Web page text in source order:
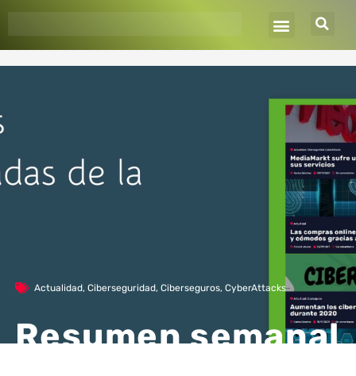
Actualidad, Ciberseguridad, Ciberseguros, CyberAttacks
Resumen semanal